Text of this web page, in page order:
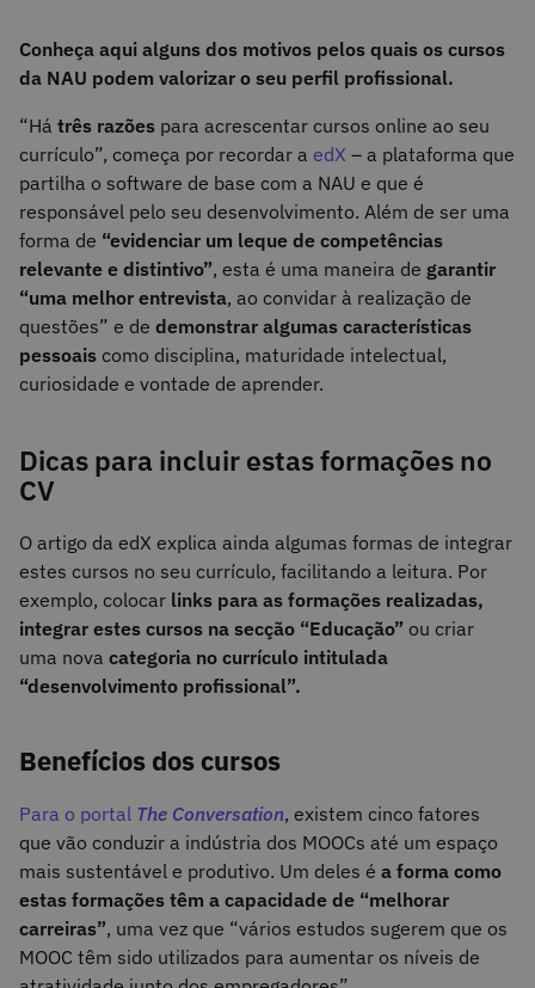
Conheça aqui alguns dos motivos pelos quais os cursos
da NAU podem valorizar o seu perfil profissional.
“Há três razões para acrescentar cursos online ao seu
currículo”, começa por recordar a edX – a plataforma que
partilha o software de base com a NAU e que é
responsável pelo seu desenvolvimento. Além de ser uma
forma de “evidenciar um leque de competências
relevante e distintivo”, esta é uma maneira de garantir
“uma melhor entrevista, ao convidar à realização de
questões” e de demonstrar algumas características
pessoais como disciplina, maturidade intelectual,
curiosidade e vontade de aprender.
Dicas para incluir estas formações no
CV
O artigo da edX explica ainda algumas formas de integrar
estes cursos no seu currículo, facilitando a leitura. Por
exemplo, colocar links para as formações realizadas,
integrar estes cursos na secção “Educação” ou criar
uma nova categoria no currículo intitulada
“desenvolvimento profissional”.
Benefícios dos cursos
Para o portal The Conversation, existem cinco fatores
que vão conduzir a indústria dos MOOCs até um espaço
mais sustentável e produtivo. Um deles é a forma como
estas formações têm a capacidade de “melhorar
carreiras”, uma vez que “vários estudos sugerem que os
MOOC têm sido utilizados para aumentar os níveis de